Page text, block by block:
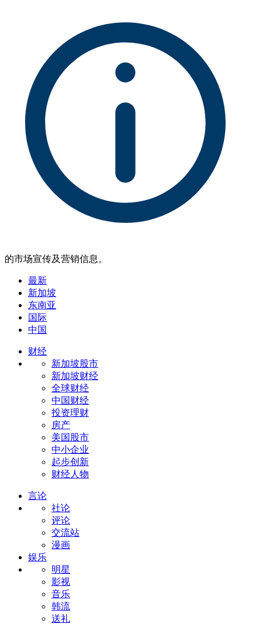
的市场宣传及营销信息。
最新
新加坡
东南亚
国际
中国
财经
新加坡股市
新加坡财经
全球财经
中国财经
投资理财
房产
美国股市
中小企业
起步创新
财经人物
言论
社论
评论
交流站
漫画
娱乐
明星
影视
音乐
韩流
送礼